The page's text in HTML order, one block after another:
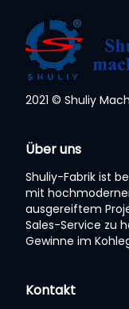
2021 © Shuliy
Über uns
Shuliy-Fabrik ist
mit
ausgereiftem
Sales-Service zu
Gewinne im
Kontakt